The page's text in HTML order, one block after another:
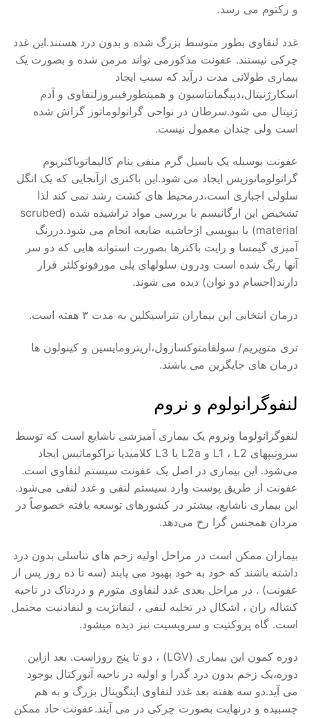
و رکتوم می رسد.
غدد لنفاوی بطور متوسط بزرگ شده و بدون درد هستند.این غدد
چرکی نیستند. عفونت مذکورمی تواند مزمن شده و بصورت یک
بیماری طولانی مدت درآید که سبب ایجاد
اسکارژنیتال،دپیگمانتاسیون و همینطورفیبروزلنفاوی و آدم
ژنیتال می شود.سرطان در نواحی گرانولوماتوز گزاش شده
است ولی چندان معمول نیست.
عفونت بوسیله یک باسیل گرم منفی بنام کالیماتوباکتریوم
گرانولوماتوزیس ایجاد می شود.این باکتری ازآنجایی که یک انگل
سلولی اجباری است،درمحیط های کشت رشد نمی کند لذا
تشخیص این ارگانیسم با بررسی مواد تراشیده شده (scrubed
material) با بیوپسی ازحاشیه ضایعه انجام می شود.دررنگ
آمیزی گیمسا و رایت باکترها بصورت استوانه هایی که دو سر
آنها رنگ شده است ودرون سلولهای پلی مورفونوکلئر قرار
دارند(اجسام دو نوان) دیده می شوند.
درمان انتخابی این بیماران تتراسیکلین به مدت ۳ هفته است.
تری متوپریم/ سولفامتوکسازول،اریترومایسین و کینولون ها
درمان های جایگزین می باشند.
لنفوگرانولوم و نروم
لنفوگرانولوما ونروم یک بیماری آمیزشی ناشایع است که توسط
سروتیپهای L1 ، L2 و L2a یا L3 کلامیدیا تراکوماتیس ایجاد
می‌شود. این بیماری در اصل یک عفونت سیستم لنفاوی است.
عفونت از طریق پوست وارد سیستم لنفی و غدد لنفی می‌شود.
این بیماری ناشایع، بیشتر در کشورهای توسعه یافته خصوصاً در
مردان همجنس‌ گرا رخ می‌دهد.
بیماران ممکن است در مراحل اولیه زخم های تناسلی بدون درد
داشته باشند که خود به خود بهبود می یابند (سه تا ده روز پس از
عفونت) . در مراحل بعدی غدد لنفاوی متورم و دردناک در ناحیه
کشاله ران ، اشکال در تخلیه لنفی ، لنفانژیت و لنفادنیت محتمل
است. گاه پروکتیت و سرویسیت نیز دیده میشود.
دوره کمون این بیماری (LGV) ، دو تا پنج روزاست. بعد ازاین
دوره،یک زخم بدون درد گذرا و اولیه در ناحیه آنورکتال بوجود
می آید.دو سه هفته بعد غدد لنفاوی اینگوینال بزرگ و به هم
چسبیده و درنهایت بصورت چرکی در می آیند.عفونت حاد ممکن